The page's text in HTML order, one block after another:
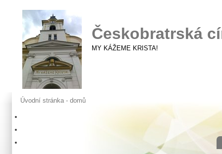
Českobratrská
MY KÁŽEME KRISTA!
Úvodní stránka - domů